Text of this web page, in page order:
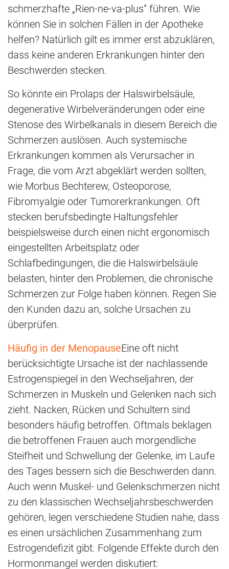
schmerzhafte „Rien-ne-va-plus“ führen. Wie
können Sie in solchen Fällen in der Apotheke
helfen? Natürlich gilt es immer erst abzuklären,
dass keine anderen Erkrankungen hinter den
Beschwerden stecken.
So könnte ein Prolaps der Halswirbelsäule,
degenerative Wirbelveränderungen oder eine
Stenose des Wirbelkanals in diesem Bereich die
Schmerzen auslösen. Auch systemische
Erkrankungen kommen als Verursacher in
Frage, die vom Arzt abgeklärt werden sollten,
wie Morbus Bechterew, Osteoporose,
Fibromyalgie oder Tumorerkrankungen. Oft
stecken berufsbedingte Haltungsfehler
beispielsweise durch einen nicht ergonomisch
eingestellten Arbeitsplatz oder
Schlafbedingungen, die die Halswirbelsäule
belasten, hinter den Problemen, die chronische
Schmerzen zur Folge haben können. Regen Sie
den Kunden dazu an, solche Ursachen zu
überprüfen.
Häufig in der MenopauseEine oft nicht
berücksichtigte Ursache ist der nachlassende
Estrogenspiegel in den Wechseljahren, der
Schmerzen in Muskeln und Gelenken nach sich
zieht. Nacken, Rücken und Schultern sind
besonders häufig betroffen. Oftmals beklagen
die betroffenen Frauen auch morgendliche
Steifheit und Schwellung der Gelenke, im Laufe
des Tages bessern sich die Beschwerden dann.
Auch wenn Muskel- und Gelenkschmerzen nicht
zu den klassischen Wechseljahrsbeschwerden
gehören, legen verschiedene Studien nahe, dass
es einen ursächlichen Zusammenhang zum
Estrogendefizit gibt. Folgende Effekte durch den
Hormonmangel werden diskutiert: